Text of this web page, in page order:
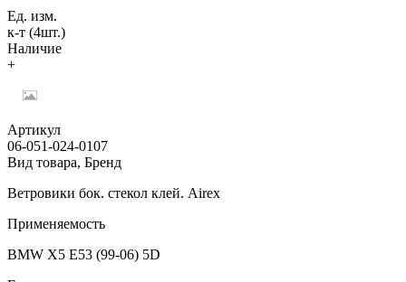
Ед. изм.
к-т (4шт.)
Наличие
+
Артикул
06-051-024-0107
Вид товара, Бренд
Ветровики бок. стекол клей. Airex
Применяемость
BMW X5 E53 (99-06) 5D